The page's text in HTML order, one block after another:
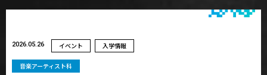
2026.05.26 イベント 入学情報
音楽アーティスト科